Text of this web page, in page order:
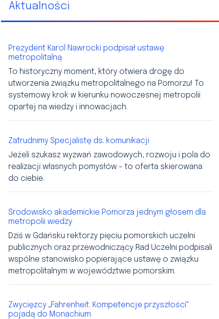
Aktualności
Prezydent Karol Nawrocki podpisał ustawę
metropolitalną
To historyczny moment, który otwiera drogę do
utworzenia związku metropolitalnego na Pomorzu! To
systemowy krok w kierunku nowoczesnej metropolii
opartej na wiedzy i innowacjach.
Zatrudnimy Specjalistę ds. komunikacji
Jeżeli szukasz wyzwań zawodowych, rozwoju i pola do
realizacji własnych pomysłów - to oferta skierowana
do ciebie.
Środowisko akademickie Pomorza jednym głosem dla
metropolii wiedzy
Dziś w Gdańsku rektorzy pięciu pomorskich uczelni
publicznych oraz przewodniczący Rad Uczelni podpisali
wspólne stanowisko popierające ustawę o związku
metropolitalnym w województwie pomorskim.
Zwycięzcy „Fahrenheit. Kompetencje przyszłości"
pojadą do Monachium